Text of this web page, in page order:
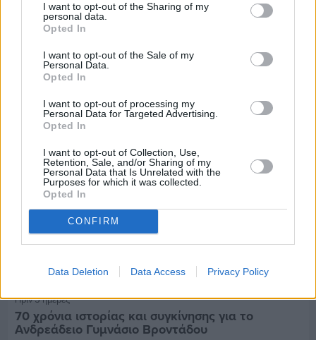
I want to opt-out of the Sharing of my
personal data.
Opted In
I want to opt-out of the Sale of my
Personal Data.
Opted In
I want to opt-out of processing my
Personal Data for Targeted Advertising.
Opted In
I want to opt-out of Collection, Use,
Retention, Sale, and/or Sharing of my
Personal Data that Is Unrelated with the
Purposes for which it was collected.
Opted In
CONFIRM
Data Deletion Data Access Privacy Policy
Πριν 5 ημέρες
Παραμονή Δεκαπενταύγουστου με μεγάλο
πανηγύρι στη Σιδηρούντα
Πριν 5 ημέρες
70 χρόνια ιστορίας και συγκίνησης για το
Ανδρεάδειο Γυμνάσιο Βροντάδου